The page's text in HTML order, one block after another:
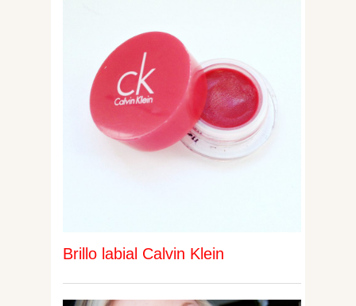
Brillo labial Calvin Klein